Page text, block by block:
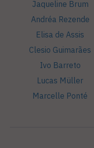
Jaqueline Brum
Andréa Rezende
Elisa de Assis
Clesio Guimarães
Ivo Barreto
Lucas Müller
Marcelle Ponté